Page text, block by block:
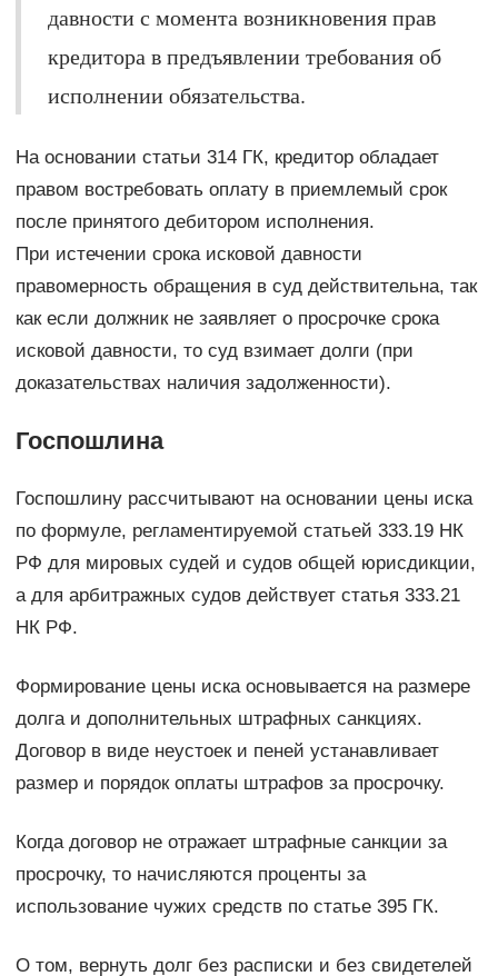
давности с момента возникновения прав
кредитора в предъявлении требования об
исполнении обязательства.
На основании статьи 314 ГК, кредитор обладает
правом востребовать оплату в приемлемый срок
после принятого дебитором исполнения.
При истечении срока исковой давности
правомерность обращения в суд действительна, так
как если должник не заявляет о просрочке срока
исковой давности, то суд взимает долги (при
доказательствах наличия задолженности).
Госпошлина
Госпошлину рассчитывают на основании цены иска
по формуле, регламентируемой статьей 333.19 НК
РФ для мировых судей и судов общей юрисдикции,
а для арбитражных судов действует статья 333.21
НК РФ.
Формирование цены иска основывается на размере
долга и дополнительных штрафных санкциях.
Договор в виде неустоек и пеней устанавливает
размер и порядок оплаты штрафов за просрочку.
Когда договор не отражает штрафные санкции за
просрочку, то начисляются проценты за
использование чужих средств по статье 395 ГК.
О том, вернуть долг без расписки и без свидетелей